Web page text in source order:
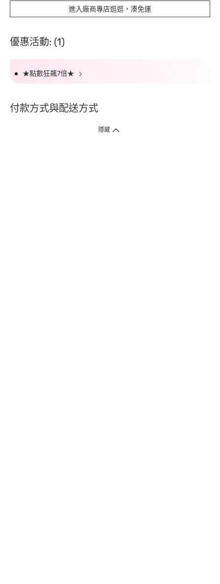
進入廠商專店逛逛，湊免運
優惠活動: (1)
★點數狂飆7倍★
付款方式與配送方式
隱藏